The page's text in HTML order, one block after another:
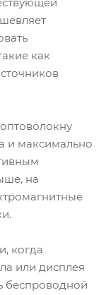
как
и максимально
на
когда
или дисплея
беспроводной